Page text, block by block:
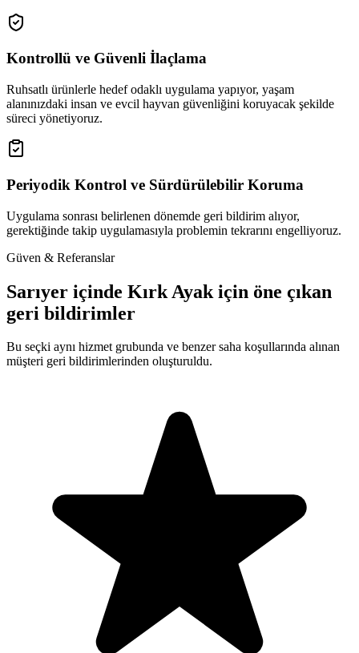
Kontrollü ve Güvenli İlaçlama
Ruhsatlı ürünlerle hedef odaklı uygulama yapıyor, yaşam
alanınızdaki insan ve evcil hayvan güvenliğini koruyacak şekilde
süreci yönetiyoruz.
Periyodik Kontrol ve Sürdürülebilir Koruma
Uygulama sonrası belirlenen dönemde geri bildirim alıyor,
gerektiğinde takip uygulamasıyla problemin tekrarını engelliyoruz.
Güven & Referanslar
Sarıyer içinde Kırk Ayak için öne çıkan
geri bildirimler
Bu seçki aynı hizmet grubunda ve benzer saha koşullarında alınan
müşteri geri bildirimlerinden oluşturuldu.